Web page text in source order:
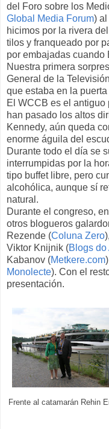
del Foro sobre los
Global Media Forum)
hicimos por la rivera
tilos y franqueado por
por embajadas cuando
Nuestra primera
General de la
que estaba en la
El WCCB es el
han pasado los altos
Kennedy, aún queda
enorme águila del
Durante todo el día se
interrumpidas por la
tipo buffet libre, pero
alcohólica, aunque sí
natural.
Durante el congreso,
otros blogueros
Rezende (Coluna Zero
Viktor Knijnik (Blogs
Kabanov (Metkere.com
Monolecte). Con el
presentación.
Frente al catamarán Rehin